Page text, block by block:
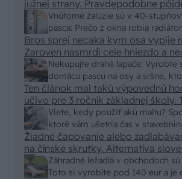
Vnútorné žalúzie sú v 40-
pasca: Prečo z okna robia
vyriešiť za pár eur?
južnej strany. Pravdepodobne
vonkajšieho tienenia na spôsob
250x150cm. Čínsky predajcovia
eur kus.
Nekupujte drahé lapače: Vyrobte
domácu pascu na osy a sršne,
von
Bros sprej necaka kym osa vypije
Zaroven nasmrdi cele hniezdo a
nic zive. Vasa pasca naucinke
Skor pritiahne slimaky
Viete, kedy použiť akú maltu?
ktoré vám ušetria čas v
Ten článok mal takú výpovednú
učivo pre 3 ročník základnej školy. To fakt? AI
alebo nejaka kniha z VŠ? Dnešné rychlotvrdnuce
malty - pevnosť 40 Mpa a doba
minut , k tomu vodotesné s kryštálikou. A
- schnutie a zretie. Nič?
Záhradné ležadlá v obchodoch
Toto si vyrobíte pod 140 eur a je
Žiadne čapovanie alebo
na čínske skrutky. Alternatíva
čo sa týka pevnosti. Autor si nedal
remeselným spracovaním, škoda.